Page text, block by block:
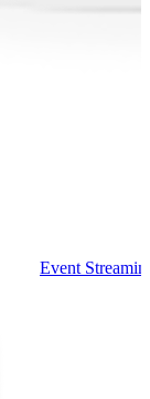
Event